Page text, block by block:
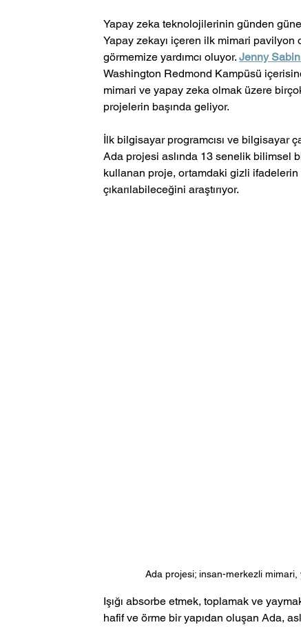
Yapay zeka teknolojilerinin günden
Yapay zekayı içeren ilk mimari pavilyon
görmemize yardımcı oluyor. Jenny
Washington Redmond Kampüsü
mimari ve yapay zeka olmak üzere
projelerin başında geliyor.
İlk bilgisayar programcısı ve bilgisayar
Ada projesi aslında 13 senelik bilimsel
kullanan proje, ortamdaki gizli ifadelerin
çıkarılabileceğini araştırıyor.
Ada projesi; insan-merkezli
Işığı absorbe etmek, toplamak ve
hafif ve örme bir yapıdan oluşan Ada,